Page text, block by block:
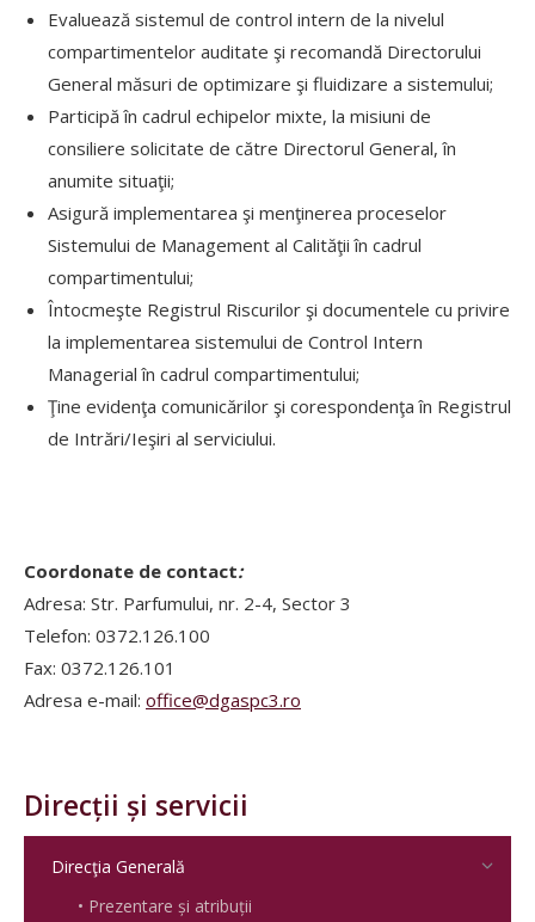
Evaluează sistemul de control intern de la nivelul
compartimentelor auditate şi recomandă Directorului
General măsuri de optimizare şi fluidizare a sistemului;
Participă în cadrul echipelor mixte, la misiuni de
consiliere solicitate de către Directorul General, în
anumite situaţii;
Asigură implementarea şi menţinerea proceselor
Sistemului de Management al Calităţii în cadrul
compartimentului;
Întocmeşte Registrul Riscurilor şi documentele cu privire
la implementarea sistemului de Control Intern
Managerial în cadrul compartimentului;
Ţine evidenţa comunicărilor şi corespondenţa în Registrul
de Intrări/Ieşiri al serviciului.
Coordonate de contact:
Adresa: Str. Parfumului, nr. 2-4, Sector 3
Telefon: 0372.126.100
Fax: 0372.126.101
Adresa e-mail: office@dgaspc3.ro
Direcții și servicii
Direcţia Generală
• Prezentare și atribuții